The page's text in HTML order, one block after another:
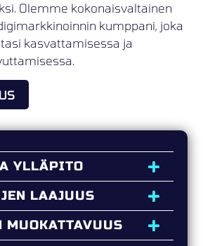
Olemme kokonaisvaltainen
kumppani, joka
kasvattamisessa ja
YLLÄPITO
LAAJUUS
MUOKATTAVUUS